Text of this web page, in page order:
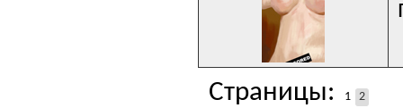
Страницы: 1 2